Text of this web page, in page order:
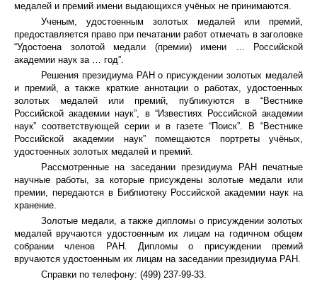
медалей и премий имени выдающихся учёных не принимаются.
Ученым, удостоенным золотых медалей или премий,
предоставляется право при печатании работ отмечать в заголовке
“Удостоена золотой медали (премии) имени … Российской
академии наук за … год”.
Решения президиума РАН о присуждении золотых медалей
и премий, а также краткие аннотации о работах, удостоенных
золотых медалей или премий, публикуются в “Вестнике
Российской академии наук”, в “Известиях Российской академии
наук” соответствующей серии и в газете “Поиск”. В “Вестнике
Российской академии наук” помещаются портреты учёных,
удостоенных золотых медалей и премий.
Рассмотренные на заседании президиума РАН печатные
научные работы, за которые присуждены золотые медали или
премии, передаются в Библиотеку Российской академии наук на
хранение.
Золотые медали, а также дипломы о присуждении золотых
медалей вручаются удостоенным их лицам на годичном общем
собрании членов РАН. Дипломы о присуждении премий
вручаются удостоенным их лицам на заседании президиума РАН.
Справки по телефону: (499) 237-99-33.